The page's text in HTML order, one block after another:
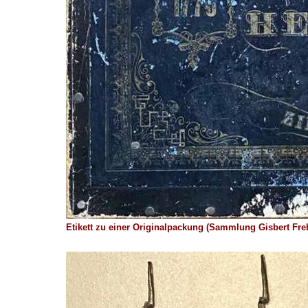
Etikett zu einer Originalpackung (Sammlung Gisbert